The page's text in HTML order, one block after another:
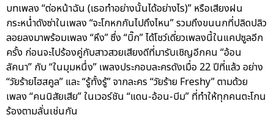
บทเพลง “ต่อหน้าฉัน (เธอทำอย่างนั้นได้อย่างไร)” หรือเสียงฝน
กระหน่ำดังซ่าในเพลง “จะโกหกกันไปถึงไหน” รวมถึงขนนกที่ปลิดปลิว
ลอยลงมาพร้อมเพลง “หึง” ซึ่ง “บิ๊ก” ได้โชว์เดี่ยวเพลงนี้ในแคปซูลอีก
ครั้ง ก่อนจะไปร้องคู่กับสาวสวยเสียงดีที่มารับเชิญอีกคน “อ้อน
ลัคนา” กับ “ในมุมหนึ่ง” เพลงประกอบละครดังเมื่อ 22 ปีที่แล้ว อย่าง
“วัยร้ายไฮสคูล” และ “รู้ทั้งรู้” จากละคร “วัยร้าย Freshy” ตามด้วย
เพลง “คนนิสัยเสีย” ในเวอร์ชัน “แดน-อ้อน-บีม” ที่ทำให้ทุกคนตะโกน
ร้องตามลั่นเช่นกัน